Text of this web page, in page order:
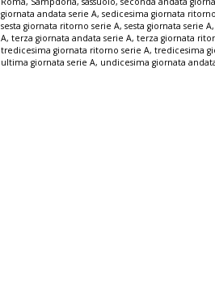
giornata andata serie A,sedicesima giornata
sesta giornata ritorno serie A,sesta giornata serie A
A,terza giornata andata serie A,terza giornata
tredicesima giornata ritorno serie A,tredicesima
ultima giornata serie A, undicesima giornata